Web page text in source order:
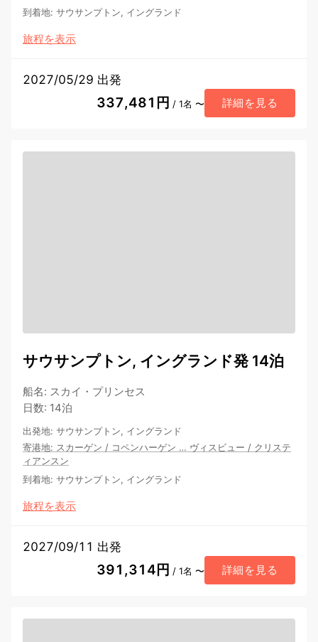
到着地: サウサンプトン, イングランド
旅程を表示
2027/05/29 出発
337,481円 / 1名 〜 詳細を見る
サウサンプトン, イングランド発 14泊
船名: スカイ・プリンセス
日数: 14泊
出発地: サウサンプトン, イングランド
寄港地: スカーゲン / コペンハーゲン … ヴィスビュー / クリステ
ィアンスン
到着地: サウサンプトン, イングランド
旅程を表示
2027/09/11 出発
391,314円 / 1名 〜 詳細を見る